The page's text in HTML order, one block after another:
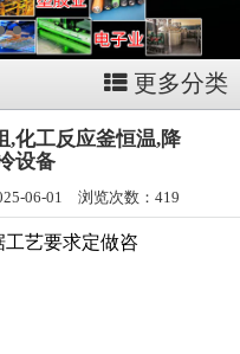
更多分类
,化工反应釜恒温,降
设备
06-01 浏览次数：419
工艺要求定做咨